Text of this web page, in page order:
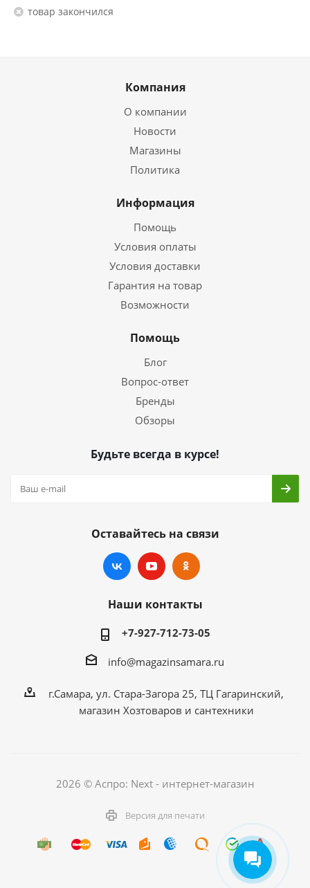
Товар закончился
Компания
О компании
Новости
Магазины
Политика
Информация
Помощь
Условия оплаты
Условия доставки
Гарантия на товар
Возможности
Помощь
Блог
Вопрос-ответ
Бренды
Обзоры
Будьте всегда в курсе!
Оставайтесь на связи
Наши контакты
+7-927-712-73-05
info@magazinsamara.ru
г.Самара, ул. Стара-Загора 25, ТЦ Гагаринский,
магазин Хозтоваров и сантехники
2026 © Аспро: Next - интернет-магазин
Версия для печати